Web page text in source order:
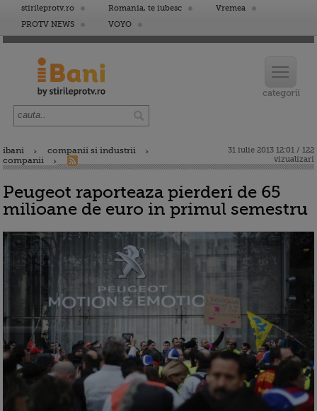
stirileprotv.ro Romania, te iubesc
Vremea
PROTV NEWS
VOYO
ibani
companii si industrii
companii
31 iulie 2013 12:01 / 122
vizualizari
Peugeot raporteaza pierderi de 65
milioane de euro in primul semestru